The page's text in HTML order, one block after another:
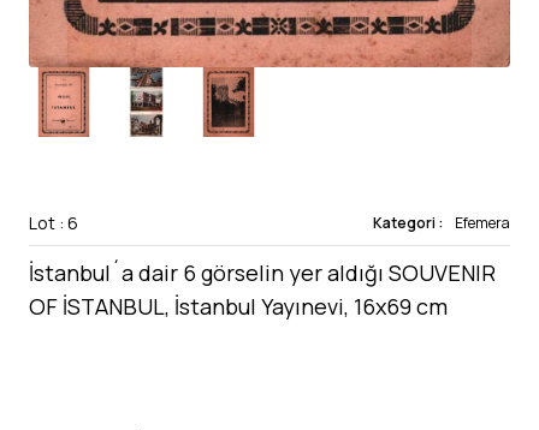
Lot : 6 Kategori : Efemera
İstanbul´a dair 6 görselin yer aldığı SOUVENIR
OF İSTANBUL, İstanbul Yayınevi, 16x69 cm